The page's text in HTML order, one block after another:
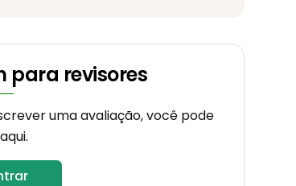
para revisores
uma avaliação, você pode